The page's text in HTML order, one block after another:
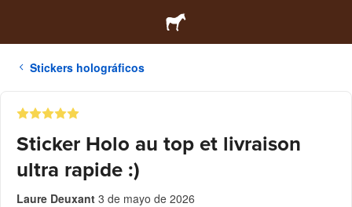
Stickers holográficos
Sticker Holo au top et livraison
ultra rapide :)
Laure Deuxant 3 de mayo de 2026